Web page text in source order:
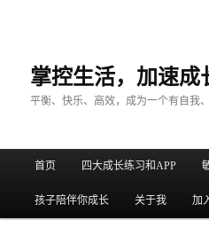
掌控生活，加速成
平衡、快乐、高效，成为一个有自我
跳至主内容区域
跳至副内容区域
首页 四大成长练习和APP
孩子陪伴你成长 关于我 加